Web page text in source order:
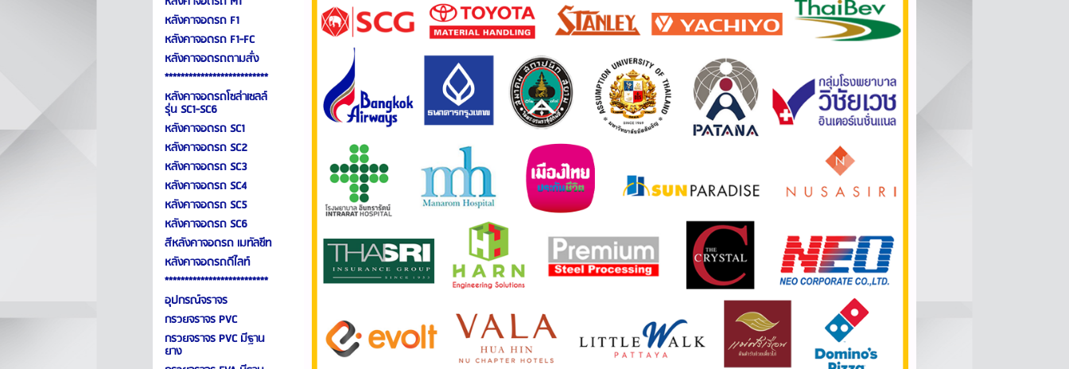
หลังคาจอดรถ F1
หลังคาจอดรถ F1-FC
หลังคาจอดรถตามสั่ง
**************************
หลังคาจอดรถโซล่าเซลล์
รุ่น SC1-SC6
หลังคาจอดรถ SC1
หลังคาจอดรถ SC2
หลังคาจอดรถ SC3
หลังคาจอดรถ SC4
หลังคาจอดรถ SC5
หลังคาจอดรถ SC6
สีหลังคาจอดรถ เมทัลชีท
หลังคาจอดรถดีไลท์
**************************
อุปกรณ์จราจร
กรวยจราจร PVC
กรวยจราจร PVC มีฐาน
ยาง